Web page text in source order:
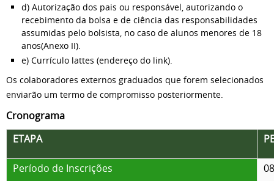
d) Autorização dos pais ou responsável, autorizando o
recebimento da bolsa e de ciência das responsabilidades
assumidas pelo bolsista, no caso de alunos menores de 18
anos(Anexo II).
e) Currículo lattes (endereço do link).
Os colaboradores externos graduados que forem selecionados
enviarão um termo de compromisso posteriormente.
Cronograma
ETAPA
Período de Inscrições